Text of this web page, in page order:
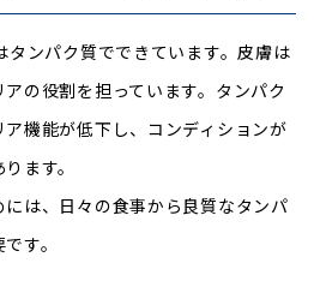
ンパク質でできています。皮膚は
の役割を担っています。タンパク
機能が低下し、コンディションが
ます。
は、日々の食事から良質なタンパ
す。